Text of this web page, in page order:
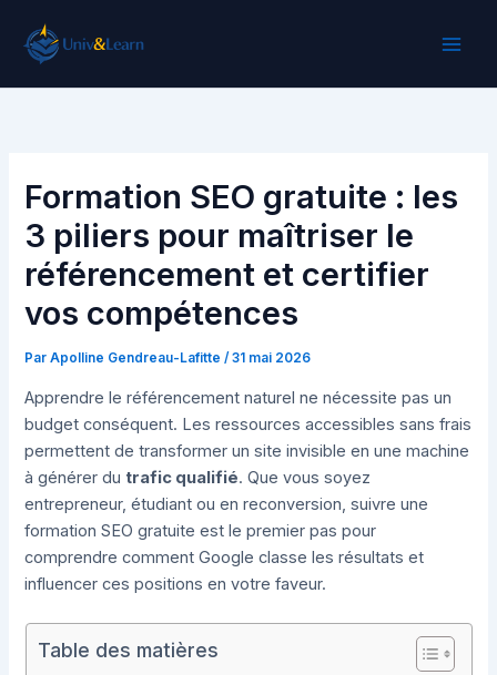
contenu
Formation SEO gratuite : les
3 piliers pour maîtriser le
référencement et certifier
vos compétences
ParApolline Gendreau-Lafitte/31 mai 2026
Apprendre le référencement naturel ne nécessite pas un
budget conséquent. Les ressources accessibles sans frais
permettent de transformer un site invisible en une machine
à générer du trafic qualifié. Que vous soyez
entrepreneur, étudiant ou en reconversion, suivre une
formation SEO gratuite est le premier pas pour
comprendre comment Google classe les résultats et
influencer ces positions en votre faveur.
Table des matières